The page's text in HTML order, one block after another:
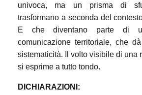
univoca, ma un prisma di
trasformano a seconda del
E che diventano parte di
comunicazione territoriale, che
sistematicità.
Il volto visibile di
si esprime a tutto tondo.
DICHIARAZIONI: